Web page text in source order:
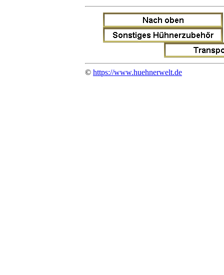
© https://www.huehnerwelt.de